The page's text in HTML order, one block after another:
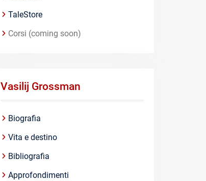
TaleStore
Corsi (coming soon)
Vasilij Grossman
Biografia
Vita e destino
Bibliografia
Approfondimenti